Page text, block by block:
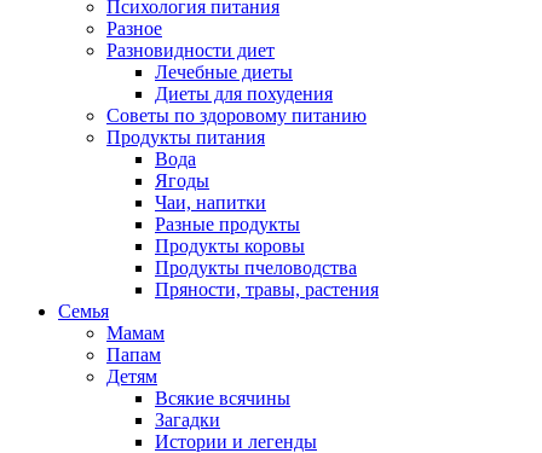
Психология питания
Разное
Разновидности диет
Лечебные диеты
Диеты для похудения
Советы по здоровому питанию
Продукты питания
Вода
Ягоды
Чаи, напитки
Разные продукты
Продукты коровы
Продукты пчеловодства
Пряности, травы, растения
Семья
Мамам
Папам
Детям
Всякие всячины
Загадки
Истории и легенды